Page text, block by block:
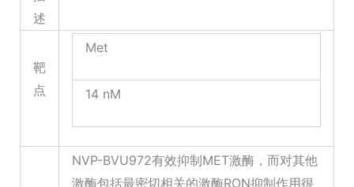
述
靶
点
Met
14 nM
NVP-BVU972有效抑制MET激酶，而对其他
激酶包括最密切相关的激酶RON抑制作用很